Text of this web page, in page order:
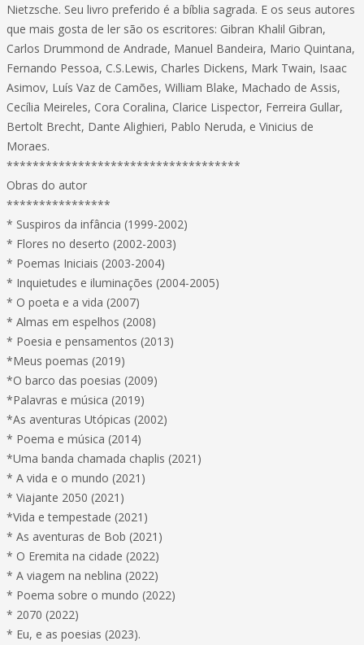
Nietzsche. Seu livro preferido é a bíblia sagrada. E os seus autores
que mais gosta de ler são os escritores: Gibran Khalil Gibran,
Carlos Drummond de Andrade, Manuel Bandeira, Mario Quintana,
Fernando Pessoa, C.S.Lewis, Charles Dickens, Mark Twain, Isaac
Asimov, Luís Vaz de Camões, William Blake, Machado de Assis,
Cecília Meireles, Cora Coralina, Clarice Lispector, Ferreira Gullar,
Bertolt Brecht, Dante Alighieri, Pablo Neruda, e Vinicius de
Moraes.
************************************
Obras do autor
****************
* Suspiros da infância (1999-2002)
* Flores no deserto (2002-2003)
* Poemas Iniciais (2003-2004)
* Inquietudes e iluminações (2004-2005)
* O poeta e a vida (2007)
* Almas em espelhos (2008)
* Poesia e pensamentos (2013)
*Meus poemas (2019)
*O barco das poesias (2009)
*Palavras e música (2019)
*As aventuras Utópicas (2002)
* Poema e música (2014)
*Uma banda chamada chaplis (2021)
* A vida e o mundo (2021)
* Viajante 2050 (2021)
*Vida e tempestade (2021)
* As aventuras de Bob (2021)
* O Eremita na cidade (2022)
* A viagem na neblina (2022)
* Poema sobre o mundo (2022)
* 2070 (2022)
* Eu, e as poesias (2023).